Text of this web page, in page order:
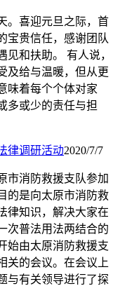
。喜迎元旦之际，首
宝贵信任，感谢团队
和扶助。 有人说，
及给与温暖，但从更
味着每个个体对家
多或少的责任与担
律调研活动2020/7/7
市消防救援支队参加
的是向太原市消防救
律知识，解决大家在
次普法用法两结合的
由太原消防救援支
关的会议。在会议上
与有关领导进行了探